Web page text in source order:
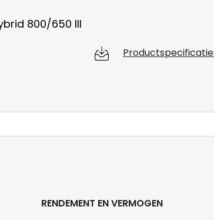
800/650 III
Productspecificatie
RENDEMENT EN VERMOGEN